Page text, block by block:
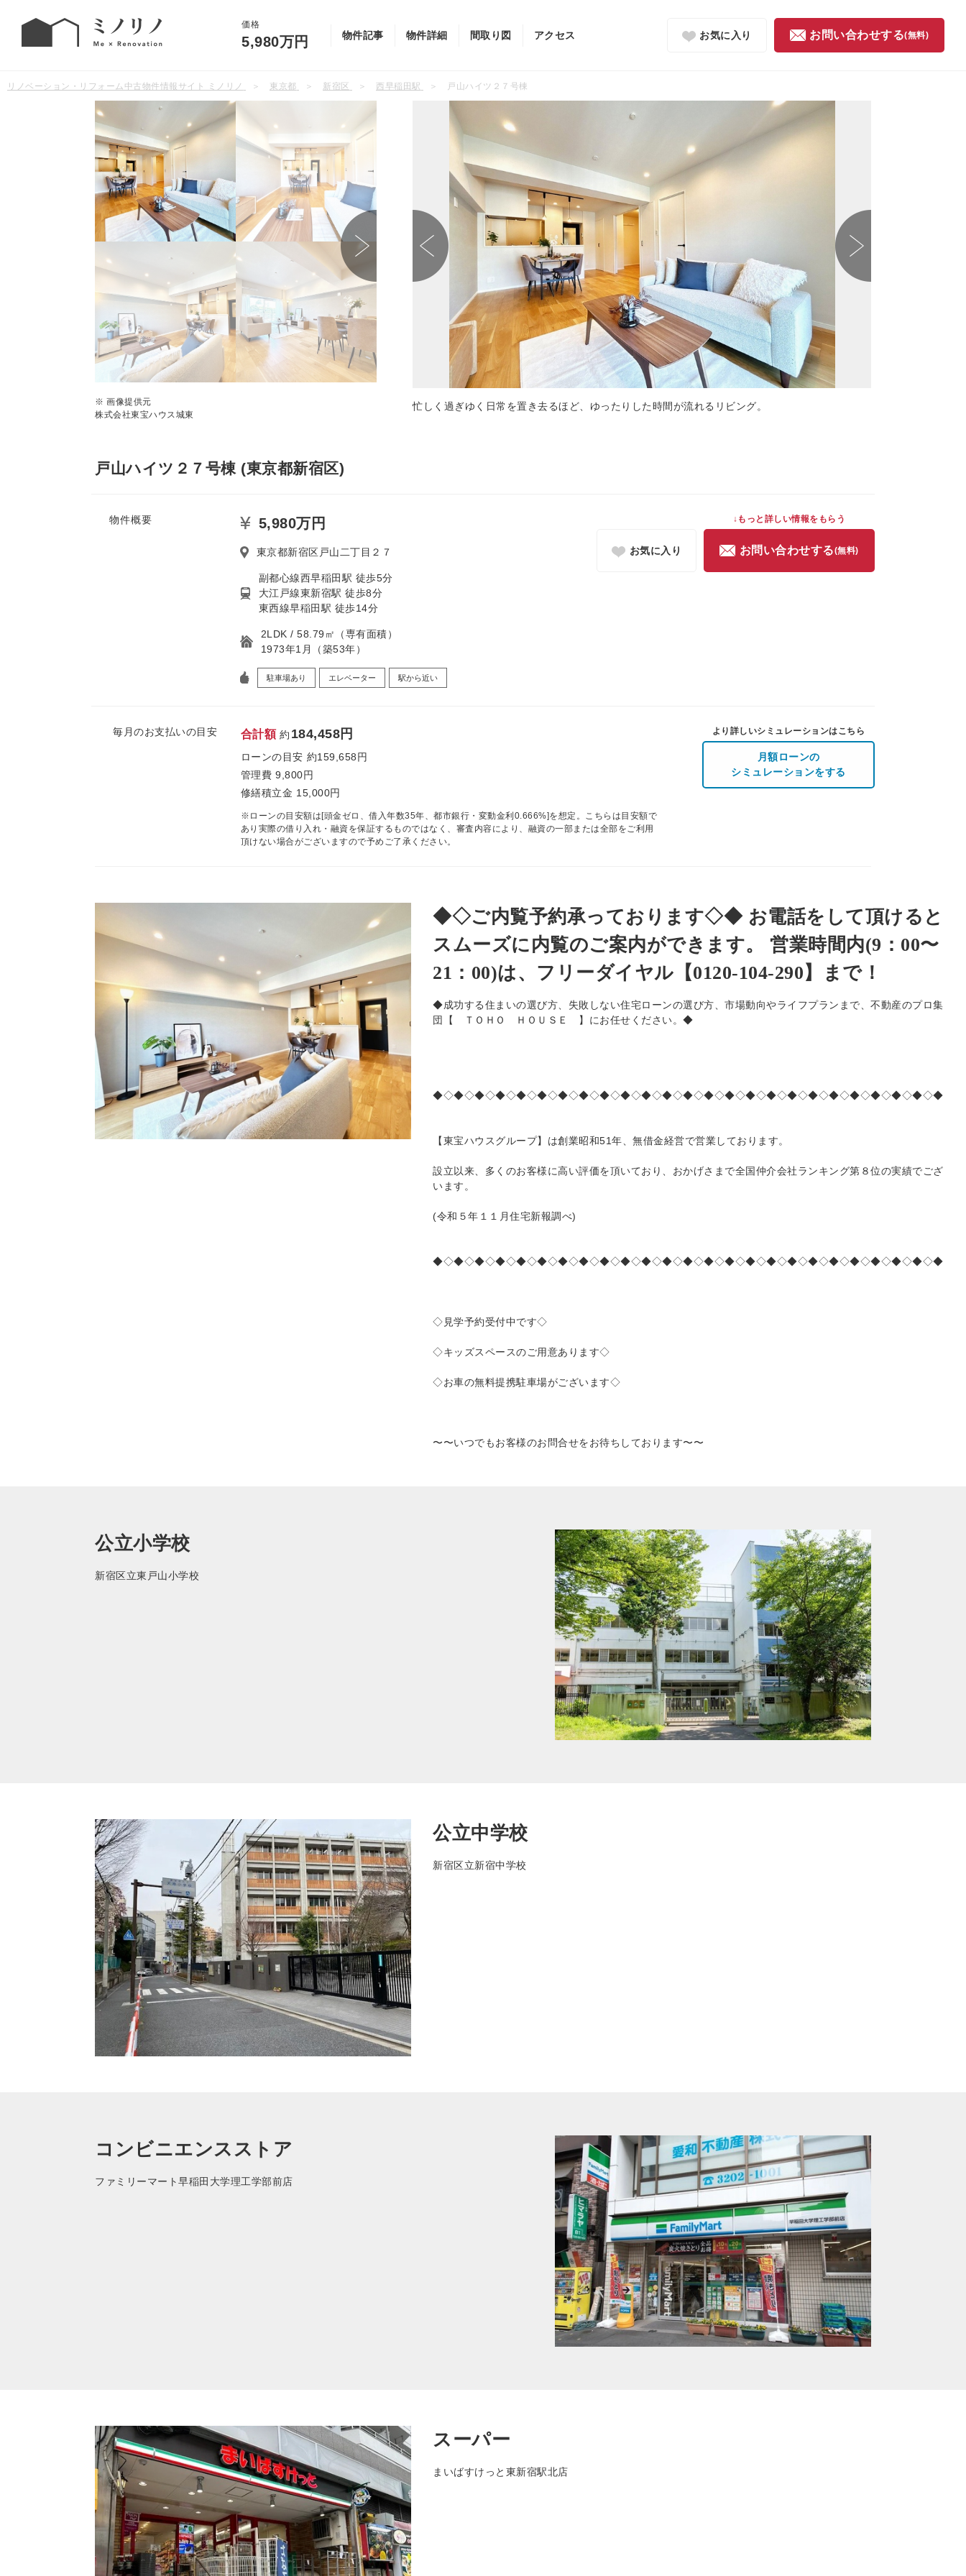
価格
5,980万円 物件記事 物件詳細 間取り図 アクセス お気に入り お問い合わせする(無料)
リノベーション・リフォーム中古物件情報サイト ミノリノ 東京都 新宿区 西早稲田駅 戸山ハイツ２７号棟
忙しく過ぎゆく日常を置き去るほど、ゆったりした時間が流れるリビング。
※ 画像提供元
株式会社東宝ハウス城東
戸山ハイツ２７号棟 (東京都新宿区)
物件概要 5,980万円
東京都新宿区戸山二丁目２７
副都心線西早稲田駅 徒歩5分
大江戸線東新宿駅 徒歩8分
東西線早稲田駅 徒歩14分
2LDK / 58.79㎡（専有面積）
1973年1月（築53年）
駐車場あり エレベーター 駅から近い
お気に入り
↓もっと詳しい情報をもらう
お問い合わせする(無料)
毎月のお支払いの目安 合計額 約 184,458円
ローンの目安 約159,658円
管理費 9,800円
修繕積立金 15,000円
※ローンの目安額は[頭金ゼロ、借入年数35年、都市銀行・変動金利0.666%]を想定。こちらは目安額で
あり実際の借り入れ・融資を保証するものではなく、審査内容により、融資の一部または全部をご利用
頂けない場合がございますので予めご了承ください。
より詳しいシミュレーションはこちら
月額ローンの
シミュレーションをする
◆◇ご内覧予約承っております◇◆ お電話をして頂けると
スムーズに内覧のご案内ができます。 営業時間内(9：00〜
21：00)は、フリーダイヤル【0120-104-290】まで！
◆成功する住まいの選び方、失敗しない住宅ローンの選び方、市場動向やライフプランまで、不動産のプロ集
団【 ＴＯＨＯ ＨＯＵＳＥ 】にお任せください。◆
◆◇◆◇◆◇◆◇◆◇◆◇◆◇◆◇◆◇◆◇◆◇◆◇◆◇◆◇◆◇◆◇◆◇◆◇◆◇◆◇◆◇◆◇◆◇◆◇◆
【東宝ハウスグループ】は創業昭和51年、無借金経営で営業しております。
設立以来、多くのお客様に高い評価を頂いており、おかげさまで全国仲介会社ランキング第８位の実績でござ
います。
(令和５年１１月住宅新報調べ)
◆◇◆◇◆◇◆◇◆◇◆◇◆◇◆◇◆◇◆◇◆◇◆◇◆◇◆◇◆◇◆◇◆◇◆◇◆◇◆◇◆◇◆◇◆◇◆◇◆
◇見学予約受付中です◇
◇キッズスペースのご用意あります◇
◇お車の無料提携駐車場がございます◇
〜〜いつでもお客様のお問合せをお待ちしております〜〜
公立小学校
新宿区立東戸山小学校
公立中学校
新宿区立新宿中学校
コンビニエンスストア
ファミリーマート早稲田大学理工学部前店
スーパー
まいばすけっと東新宿駅北店